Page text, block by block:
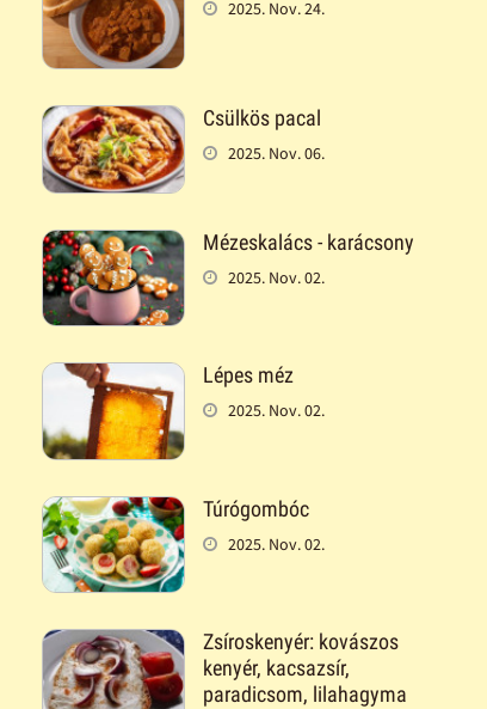
2025. Nov. 24.
Csülkös pacal
2025. Nov. 06.
Mézeskalács - karácsony
2025. Nov. 02.
Lépes méz
2025. Nov. 02.
Túrógombóc
2025. Nov. 02.
Zsíroskenyér: kovászos
kenyér, kacsazsír,
paradicsom, lilahagyma